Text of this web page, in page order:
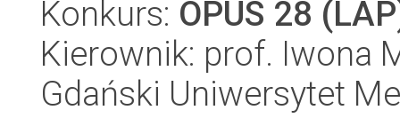
Konkurs: OPUS 28
Kierownik: prof. Iwona
Gdański Uniwersytet